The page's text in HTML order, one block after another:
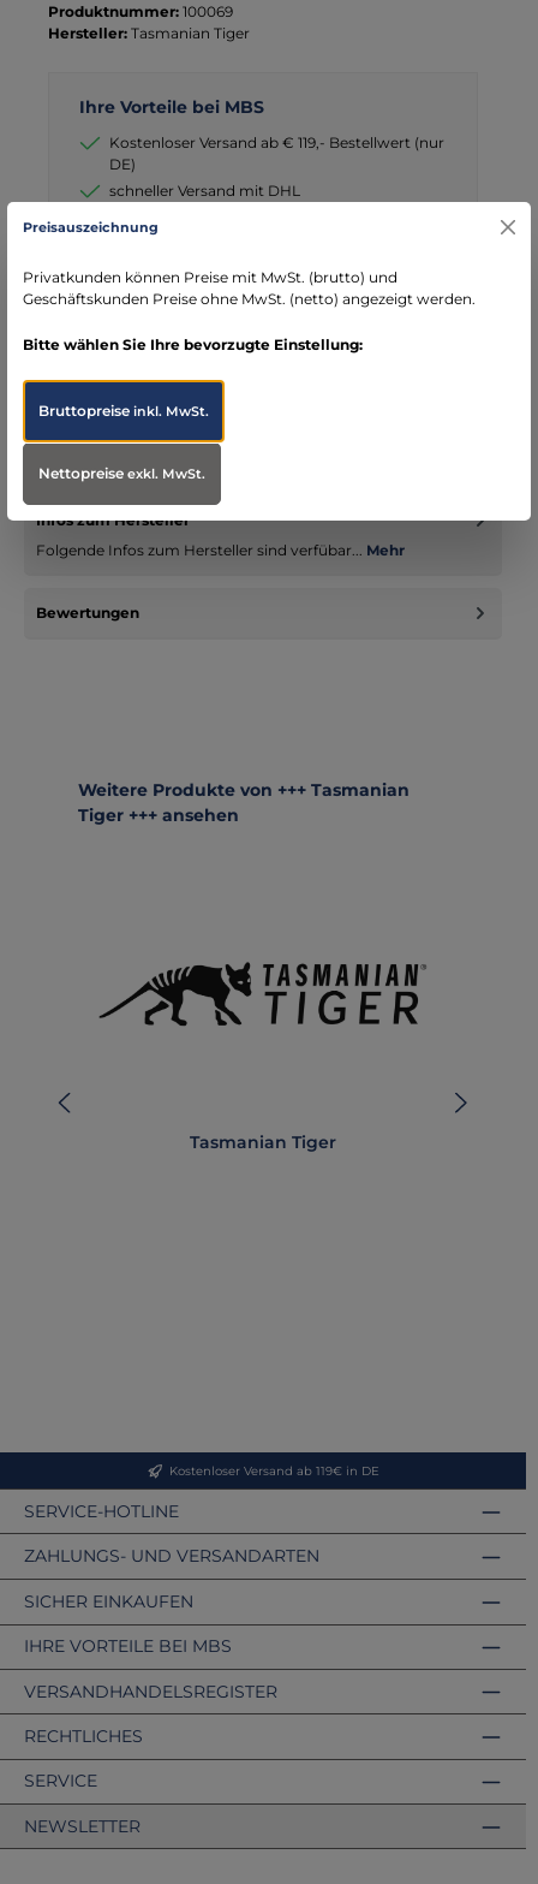
Produktnummer: 100069
Hersteller: Tasmanian Tiger
Ihre Vorteile bei MBS
Kostenloser Versand ab € 119,- Bestellwert (nur
DE)
schneller Versand mit DHL
Bereich Notfallmedizin
Beschreibung
TT Mission Pack MKII IRR – Der zuverlässige
KampfrucksackDer TT Mission Pack MKII IRR ist der ideale
Infos zum Hersteller
Folgende Infos zum Hersteller sind verfübar... Mehr
Bewertungen
Produktgalerie überspringen
Weitere Produkte von +++ Tasmanian
Tiger +++ ansehen
Tasmanian Tiger
Kostenloser Versand ab 119€ in DE
SERVICE-HOTLINE
ZAHLUNGS- UND VERSANDARTEN
VERSANDHANDELSREGISTER
SICHER EINKAUFEN
IHRE VORTEILE BEI MBS
RECHTLICHES
SERVICE
NEWSLETTER
Preisauszeichnung
Privatkunden können Preise mit MwSt. (brutto) und
Geschäftskunden Preise ohne MwSt. (netto) angezeigt werden.
Bitte wählen Sie Ihre bevorzugte Einstellung:
Bruttopreiseinkl. MwSt.
Nettopreiseexkl. MwSt.